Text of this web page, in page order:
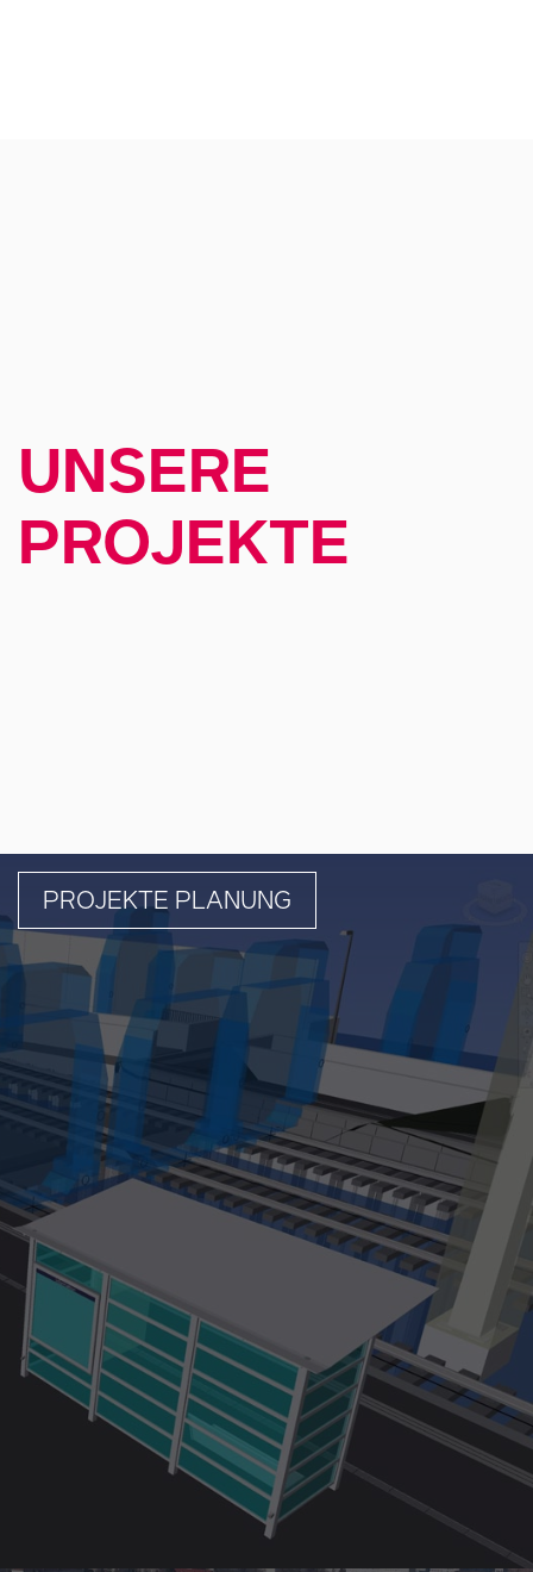
UNSERE
PROJEKTE
PROJEKTE PLANUNG